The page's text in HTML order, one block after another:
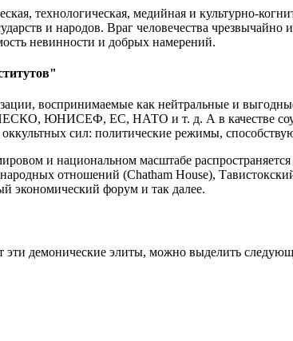
технологическая, медийная и культурно-
и народов. Враг человечества
невинности и добрых намерений.
воспринимаемые как нейтральные и
ЮНИСЕФ, ЕС, НАТО и т. д. А в качестве
оккультных сил: политические режимы,
и национальном масштабе
отношений (Chatham House),
экономический форум и так далее.
эти демонические элиты, можно выделить